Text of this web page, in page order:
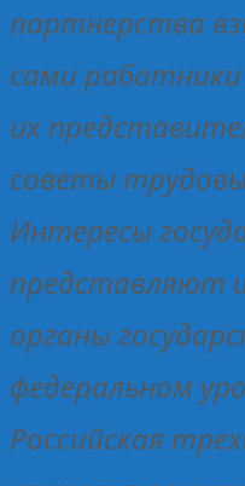
партнерства
сами
их
советы
Интересы
представляют
органы
федеральном
Российская